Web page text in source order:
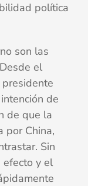
política
son las
el
de
de que la
por China,
Sin
efecto y el